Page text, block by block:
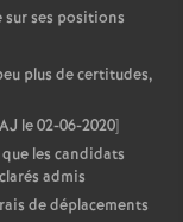
sur ses positions
plus de certitudes,
le 02-06-2020]
les candidats
admis
de déplacements